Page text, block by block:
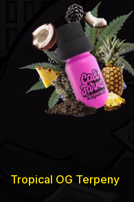
Tropical OG Terpeny